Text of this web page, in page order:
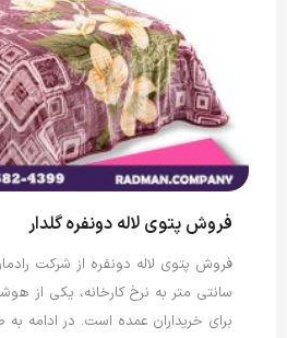
فروش پتوی لاله دونفره گلدار
سانتی متر به نرخ کارخانه، یکی از
برای خریداران عمده است. در ادامه